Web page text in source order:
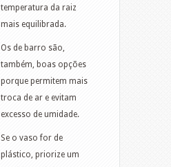
temperatura da raiz
mais equilibrada.
Os de barro são,
também, boas opções
porque permitem mais
troca de ar e evitam
excesso de umidade.
Se o vaso for de
plástico, priorize um